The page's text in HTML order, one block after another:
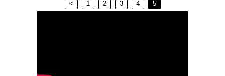
< 1 2 3 4 5